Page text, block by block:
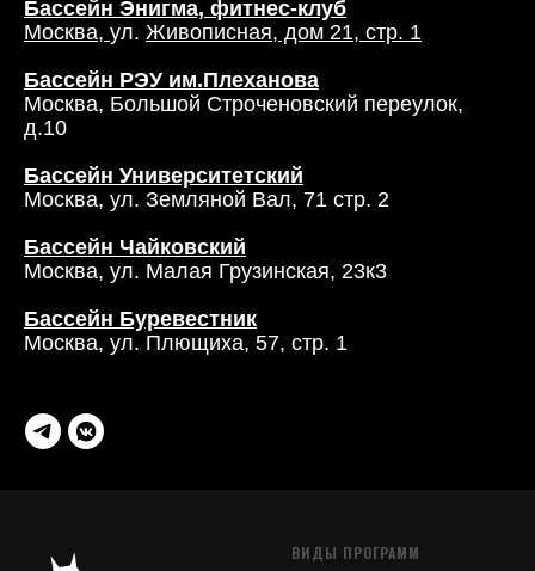
Бассейн Энигма, фитнес-клуб
Москва, ул. Живописная, дом 21, стр. 1
Бассейн РЭУ им.Плеханова
Москва, Большой Строченовский переулок,
д.10
Бассейн Университетский
Москва, ул. Земляной Вал, 71 стр. 2
Бассейн Чайковский
Москва, ул. Малая Грузинская, 23к3
Бассейн Буревестник
Москва, ул. Плющиха, 57, стр. 1
ВИДЫ ПРОГРАММ